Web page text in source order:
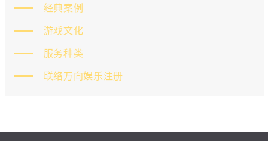
经典案例
游戏文化
服务种类
联络万向娱乐注册